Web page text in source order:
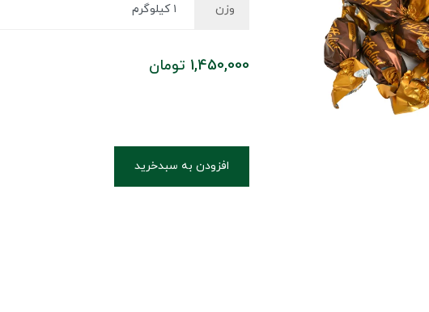
وزن
1,450,000 تومان
افزودن به سبدخرید